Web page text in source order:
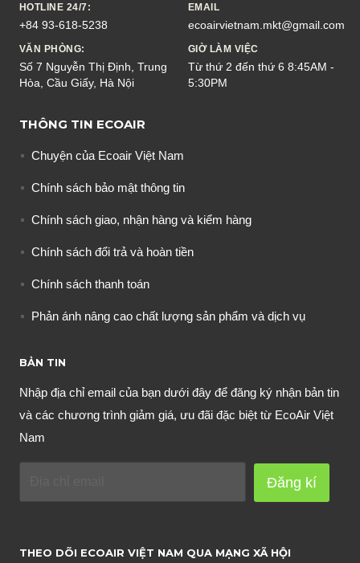
HOTLINE 24/7:
+84 93-618-5238
EMAIL
ecoairvietnam.mkt@gmail.com
VĂN PHÒNG:
Số 7 Nguyễn Thị Định, Trung
Hòa, Cầu Giấy, Hà Nội
GIỜ LÀM VIỆC
Từ thứ 2 đến thứ 6 8:45AM -
5:30PM
THÔNG TIN ECOAIR
Chuyện của Ecoair Việt Nam
Chính sách bảo mật thông tin
Chính sách giao, nhận hàng và kiểm hàng
Chính sách đổi trả và hoàn tiền
Chính sách thanh toán
Phản ánh nâng cao chất lượng sản phẩm và dịch vụ
BẢN TIN
Nhập địa chỉ email của bạn dưới đây để đăng ký nhận bản tin
và các chương trình giảm giá, ưu đãi đặc biệt từ EcoAir Việt
Nam
Đăng kí
THEO DÕI ECOAIR VIỆT NAM QUA MẠNG XÃ HỘI